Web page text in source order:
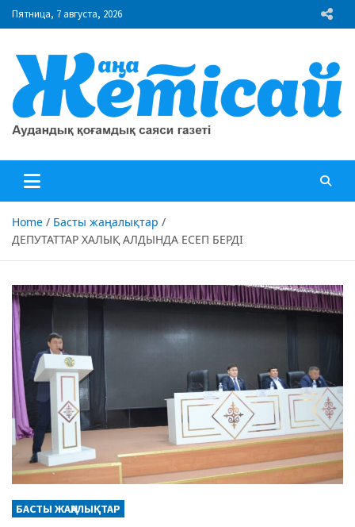
Skip
to
Пятница, 7 августа, 2026
"Жаңа Жетісай" газеті
Home
Басты жаңалықтар
ДЕПУТАТТАР ХАЛЫҚ АЛДЫНДА ЕСЕП БЕРДІ
БАСТЫ ЖАҢАЛЫҚТАР